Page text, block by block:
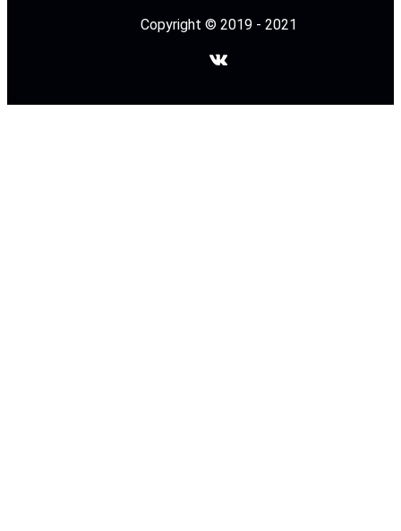
Copyright © 2019 - 2021